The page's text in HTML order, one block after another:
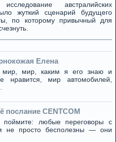
австралийских
жуткий сценарий будущего
по которому привычный для
Елена
мир, мир, каким я его знаю и
нравится, мир автомобилей,
послание CENTCOM
поймите: любые переговоры с
не просто бесполезны — они